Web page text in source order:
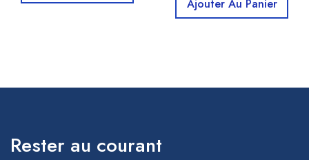
Ajouter Au Panier
Rester au courant